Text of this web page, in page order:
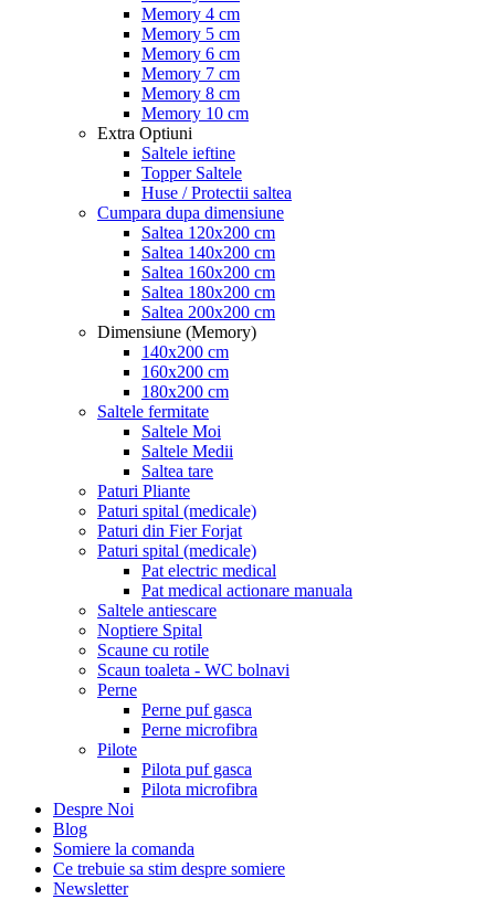
Memory 4 cm
Memory 5 cm
Memory 6 cm
Memory 7 cm
Memory 8 cm
Memory 10 cm
Extra Optiuni
Saltele ieftine
Topper Saltele
Huse / Protectii saltea
Cumpara dupa dimensiune
Saltea 120x200 cm
Saltea 140x200 cm
Saltea 160x200 cm
Saltea 180x200 cm
Saltea 200x200 cm
Dimensiune (Memory)
140x200 cm
160x200 cm
180x200 cm
Saltele fermitate
Saltele Moi
Saltele Medii
Saltea tare
Paturi Pliante
Paturi spital (medicale)
Paturi din Fier Forjat
Paturi spital (medicale)
Pat electric medical
Pat medical actionare manuala
Saltele antiescare
Noptiere Spital
Scaune cu rotile
Scaun toaleta - WC bolnavi
Perne
Perne puf gasca
Perne microfibra
Pilote
Pilota puf gasca
Pilota microfibra
Despre Noi
Blog
Somiere la comanda
Ce trebuie sa stim despre somiere
Newsletter